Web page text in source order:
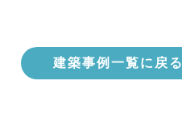
建築事例一覧に戻る